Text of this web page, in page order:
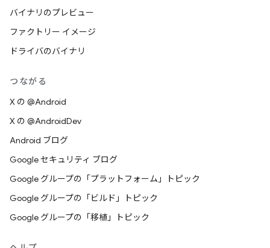
バイナリのプレビュー
ファクトリー イメージ
ドライバのバイナリ
つながる
X の @Android
X の @AndroidDev
Android ブログ
Google セキュリティ ブログ
Google グループの「プラットフォーム」トピック
Google グループの「ビルド」トピック
Google グループの「移植」トピック